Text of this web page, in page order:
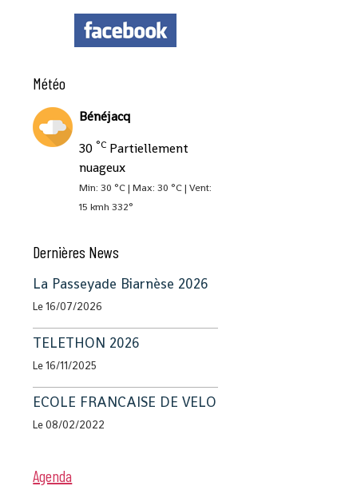
Météo
Bénéjacq
30 °C Partiellement
nuageux
Min: 30 °C | Max: 30 °C | Vent:
15 kmh 332°
Dernières News
La Passeyade Biarnèse 2026
Le 16/07/2026
TELETHON 2026
Le 16/11/2025
ECOLE FRANCAISE DE VELO
Le 08/02/2022
Agenda